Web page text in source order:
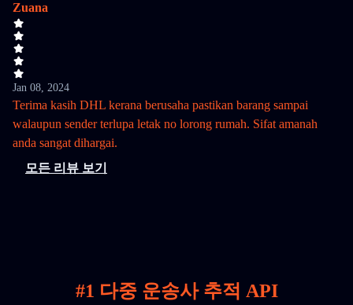
Zuana
Jan 08, 2024
Terima kasih DHL kerana berusaha pastikan barang sampai
walaupun sender terlupa letak no lorong rumah. Sifat amanah
anda sangat dihargai.
모든 리뷰 보기
#1 다중 운송사 추적 API